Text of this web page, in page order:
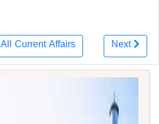
All Current Affairs Next